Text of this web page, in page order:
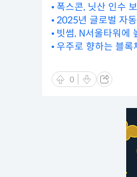
폭스콘, 닛산 인수
2025년 글로벌 자
빗썸, N서울타워에
우주로 향하는 블
0